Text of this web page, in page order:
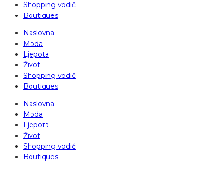
Shopping vodič
Boutiques
Naslovna
Moda
Ljepota
Život
Shopping vodič
Boutiques
Naslovna
Moda
Ljepota
Život
Shopping vodič
Boutiques